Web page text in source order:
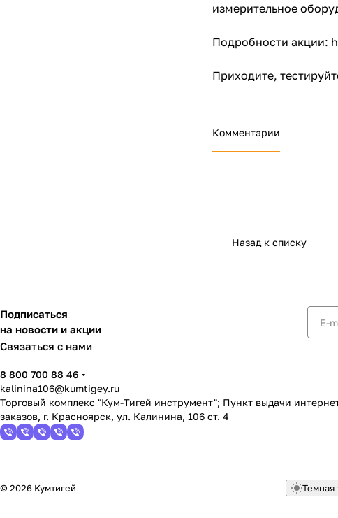
измерительное
Подробности акции:
Приходите,
Комментарии
Назад к списку
Подписаться
на новости и акции
Связаться с нами
8 800 700 88 46
kalinina106@kumtigey.ru
Торговый комплекс "Кум-Тигей инструмент"; Пункт выдачи
заказов, г. Красноярск, ул. Калинина, 106 ст. 4
© 2026 Кумтигей Темная